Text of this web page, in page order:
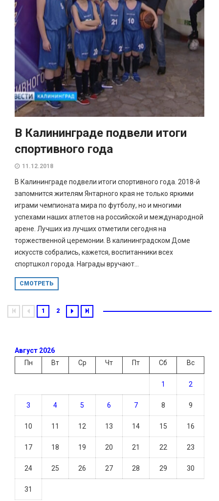
В Калининграде подвели итоги
спортивного года
11.12.2018
В Калининграде подвели итоги спортивного года. 2018-й
запомнится жителям Янтарного края не только яркими
играми чемпионата мира по футболу, но и многими
успехами наших атлетов на российской и международной
арене. Лучших из лучших отметили сегодня на
торжественной церемонии. В калининградском Доме
искусств собрались, кажется, воспитанники всех
спортшкол города. Награды вручают...
СМОТРЕТЬ
1 2
Август 2026
Пн
Вт Ср Чт Пт Сб Вс
1 2
3 4 5 6 7 8 9
10 11 12 13 14 15 16
17 18 19 20 21 22 23
24 25 26 27 28 29 30
31